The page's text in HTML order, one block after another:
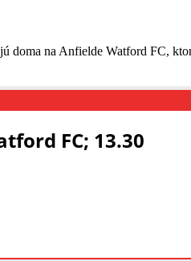
doma na Anfielde Watford FC,
FC; 13.30